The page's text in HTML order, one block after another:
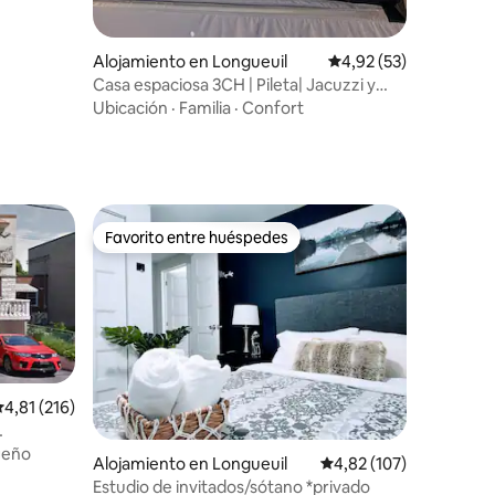
Alojamiento en Longueuil Calificación
4,92 (53)
Casa espaciosa 3CH | Pileta| Jacuzzi y
jardín
Ubicación · Familia · Confort
promedio: 4,81 de 5. 216 evaluaciones
4,81 (216)
Favorito entre huéspedes
Favorito entre huéspedes
Alojamiento en Longueuil Calificación promedio:
4,82 (107)
Estudio de invitados/sótano *privado